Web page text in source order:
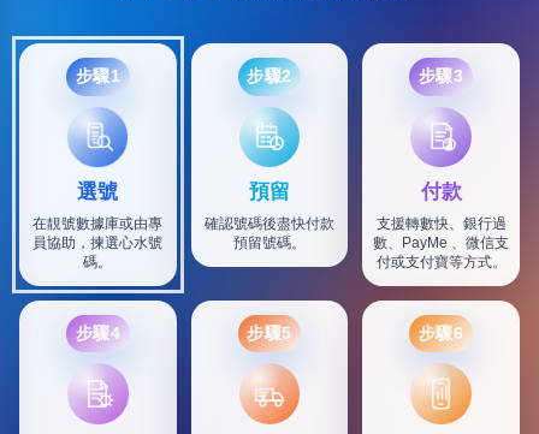
步驟1
選號
在靚號數據庫或由專
員協助，揀選心水號
碼。
步驟2
預留
確認號碼後盡快付款
預留號碼。
步驟3
付款
支援轉數快、銀行過
數、PayMe 、微信支
付或支付寶等方式。
步驟4 步驟5
SF
步驟6